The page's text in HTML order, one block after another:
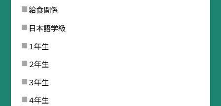
給食関係
日本語学級
１年生
２年生
３年生
４年生